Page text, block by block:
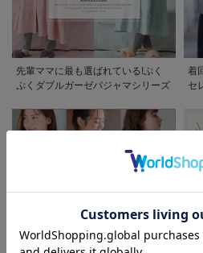
お買い物を続ける
RELATED
関連商品
2
先輩ママに最も選ばれている!ぷく
ぷくダブルガーゼパジャマシリーズ
着
セ
お気に入り商品